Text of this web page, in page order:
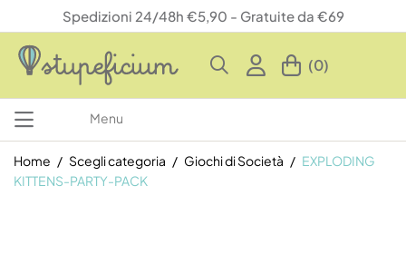
Spedizioni 24/48h €5,90 - Gratuite da €69
(0)
Menu
Home Scegli categoria Giochi di Società
EXPLODING
KITTENS-PARTY-PACK